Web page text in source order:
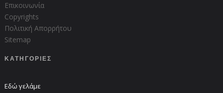
Επικοινωνία
Copyrights
Πολιτική Απορρήτου
Sitemap
ΚΑΤΗΓΟΡΙΕΣ
Εδώ γελάμε